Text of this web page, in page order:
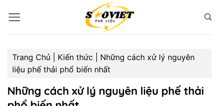
qua
Trang Chủ
Kiến thức
Những cách xử lý nguyên
liệu phế thải phổ biến nhất
Những cách xử lý nguyên liệu phế thải